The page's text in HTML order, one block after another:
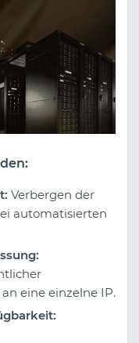
Verbergen der
automatisierten
eine einzelne IP.